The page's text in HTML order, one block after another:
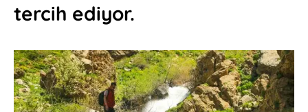
tercih ediyor.